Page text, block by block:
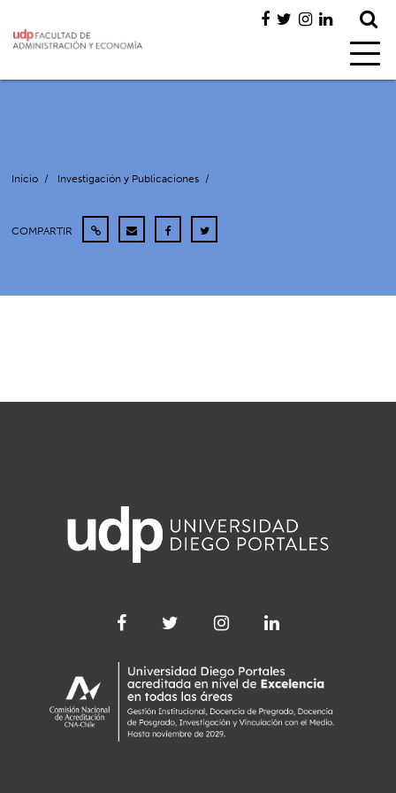
Inicio / Investigación y Publicaciones /
COMPARTIR